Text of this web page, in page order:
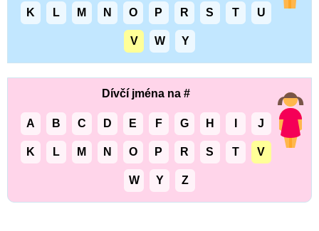
K L M N O P R S T U
V W Y
Dívčí jména na #
A B C D E F G H J
K L M N O P R S T V
W Y Z